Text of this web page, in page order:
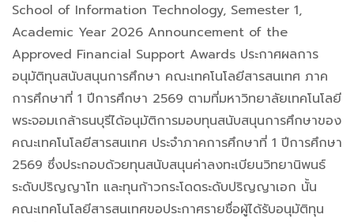
School of Information Technology, Semester 1,
Academic Year 2026 Announcement of the
Approved Financial Support Awards ประกาศผลการ
อนุมัติทุนสนับสนุนการศึกษา คณะเทคโนโลยีสารสนเทศ ภาค
การศึกษาที่ 1 ปีการศึกษา 2569 ตามที่มหาวิทยาลัยเทคโนโลยี
พระจอมเกล้าธนบุรีได้อนุมัติการมอบทุนสนับสนุนการศึกษาของ
คณะเทคโนโลยีสารสนเทศ ประจำภาคการศึกษาที่ 1 ปีการศึกษา
2569 ซึ่งประกอบด้วยทุนสนับสนุนค่าลงทะเบียนวิทยานิพนธ์
ระดับปริญญาโท และทุนก้าวกระโดดระดับปริญญาเอก นั้น
คณะเทคโนโลยีสารสนเทศขอประกาศรายชื่อผู้ได้รับอนุมัติทุน